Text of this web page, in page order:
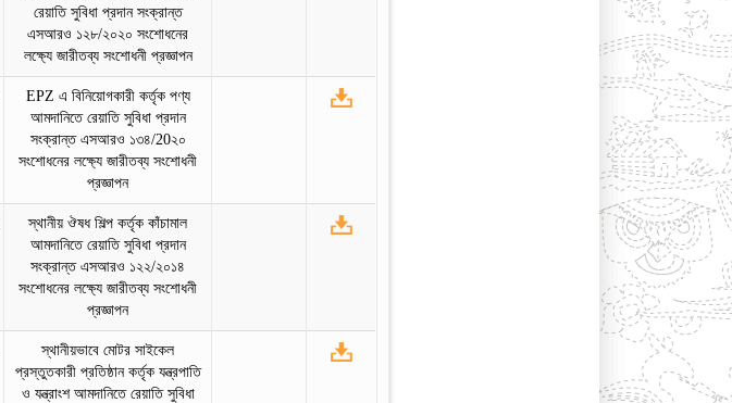
রেয়াতি সুবিধা প্রদান সংক্রান্ত
এসআরও ১২৮/২০২০ সংশোধনের
লক্ষ্যে জারীতব্য সংশোধনী প্রজ্ঞাপন
EPZ এ বিনিয়োগকারী কর্তৃক পণ্য
আমদানিতে রেয়াতি সুবিধা প্রদান
সংক্রান্ত এসআরও ১৩৪/20২০
সংশোধনের লক্ষ্যে জারীতব্য সংশোধনী
প্রজ্ঞাপন
স্থানীয় ঔষধ শিল্প কর্তৃক কাঁচামাল
আমদানিতে রেয়াতি সুবিধা প্রদান
সংক্রান্ত এসআরও ১২২/২০১৪
সংশোধনের লক্ষ্যে জারীতব্য সংশোধনী
প্রজ্ঞাপন
স্থানীয়ভাবে মোটর সাইকেল
প্রস্তুতকারী প্রতিষ্ঠান কর্তৃক যন্ত্রপাতি
ও যন্ত্রাংশ আমদানিতে রেয়াতি সুবিধা